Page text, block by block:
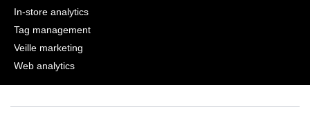
In-store analytics
Tag management
Veille marketing
Web analytics